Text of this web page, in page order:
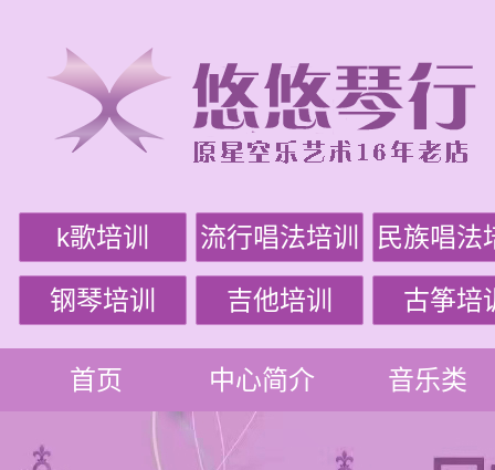
k歌培训 流行唱法培训 民族唱法
钢琴培训 吉他培训 古筝培
首页 中心简介 音乐类